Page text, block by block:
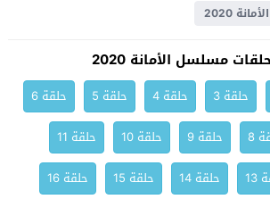
2020
مسلسل الأمانة 2020
حلقة 3 حلقة 4 حلقة 5
حلقة 6
8 حلقة 9 حلقة 10
حلقة 11
حلقة 14 حلقة 15
حلقة 16